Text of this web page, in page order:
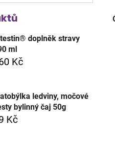
doplněk stravy
ml
Kč
ledviny, močové
bylinný čaj 50g
Kč